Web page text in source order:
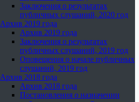
Заключения о результатах
публичных слушаний, 2020 год
Архив 2019 года
Архив 2019 года
Заключения о результатах
публичных слушаний, 2019 год
Оповещения о начале публичных
слушаний, 2019 год
Архив 2018 года
Архив 2018 года
Постановления о назначении